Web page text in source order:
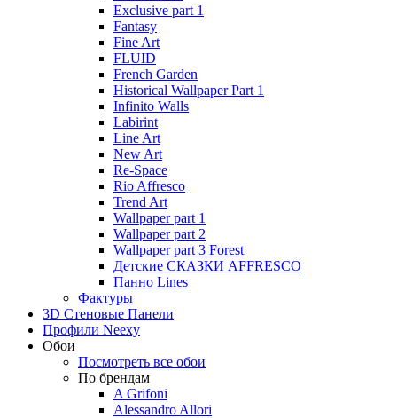
Exclusive part 1
Fantasy
Fine Art
FLUID
French Garden
Historical Wallpaper Part 1
Infinito Walls
Labirint
Line Art
New Art
Re-Space
Rio Affresco
Trend Art
Wallpaper part 1
Wallpaper part 2
Wallpaper part 3 Forest
Детские СКАЗКИ AFFRESCO
Панно Lines
Фактуры
3D Стеновые Панели
Профили Neexy
Обои
Посмотреть все обои
По брендам
A Grifoni
Alessandro Allori